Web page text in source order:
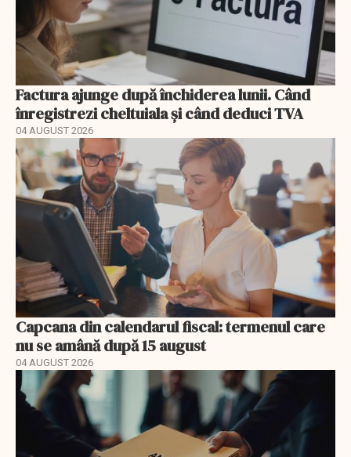
Factura ajunge după închiderea lunii. Când
înregistrezi cheltuiala și când deduci TVA
04 AUGUST 2026
Capcana din calendarul fiscal: termenul care
nu se amână după 15 august
04 AUGUST 2026